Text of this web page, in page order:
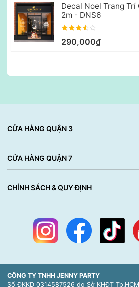
Decal Noel Trang
2m - DNS6
290,000₫
CỬA HÀNG QUẬN 3
CỬA HÀNG QUẬN 7
CHÍNH SÁCH & QUY ĐỊNH
CÔNG TY TNHH JENNY PARTY
Số ĐKKD 0314587526 do Sở KHĐT